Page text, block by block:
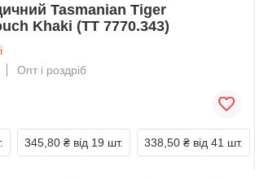
Tasmanian Tiger
Khaki (TT 7770.343)
Опт і роздріб
345,80 ₴ від 19 шт. 338,50 ₴ від 41 шт.